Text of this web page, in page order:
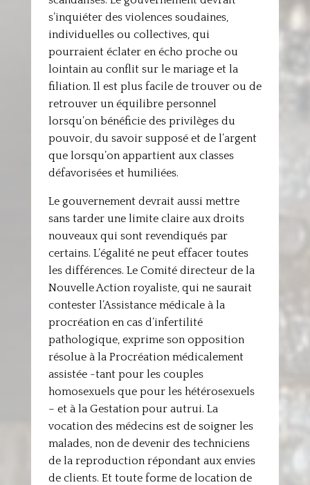
s’inquiéter des violences soudaines,
individuelles ou collectives, qui
pourraient éclater en écho proche ou
lointain au conflit sur le mariage et la
filiation. Il est plus facile de trouver ou de
retrouver un équilibre personnel
lorsqu’on bénéficie des privilèges du
pouvoir, du savoir supposé et de l’argent
que lorsqu’on appartient aux classes
défavorisées et humiliées.
Le gouvernement devrait aussi mettre
sans tarder une limite claire aux droits
nouveaux qui sont revendiqués par
certains. L’égalité ne peut effacer toutes
les différences. Le Comité directeur de la
Nouvelle Action royaliste, qui ne saurait
contester l’Assistance médicale à la
procréation en cas d’infertilité
pathologique, exprime son opposition
résolue à la Procréation médicalement
assistée -tant pour les couples
homosexuels que pour les hétérosexuels
– et à la Gestation pour autrui. La
vocation des médecins est de soigner les
malades, non de devenir des techniciens
de la reproduction répondant aux envies
de clients. Et toute forme de location de